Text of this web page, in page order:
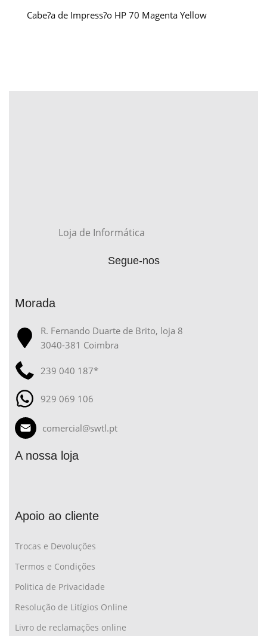
Cabe?a de Impress?o HP 70 Magenta Yellow
Loja de Informática
Segue-nos
Morada
R. Fernando Duarte de Brito, loja 8
3040-381 Coimbra
239 040 187*
929 069 106
comercial@swtl.pt
A nossa loja
Apoio ao cliente
Trocas e Devoluções
Termos e Condições
Politica de Privacidade
Resolução de Litígios Online
Livro de reclamações online